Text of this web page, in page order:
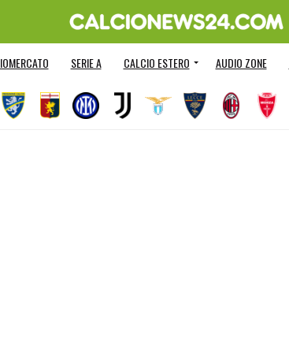
SERIE A CALCIO ESTERO AUDIO ZONE